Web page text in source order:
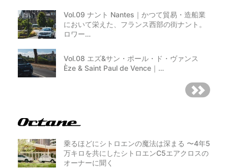
Vol.09 ナント Nantes｜かつて貿易・造船業
において栄えた、フランス西部の街ナント。
ロワー…
Vol.08 エズ&サン・ポール・ド・ヴァンス
Èze & Saint Paul de Vence｜…
乗るほどにシトロエンの魔法は深まる 〜4年5
万キロを共にしたシトロエンC5エアクロスの
オーナーに聞く